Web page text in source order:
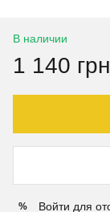
В наличии
1 140 грн
% Войти для